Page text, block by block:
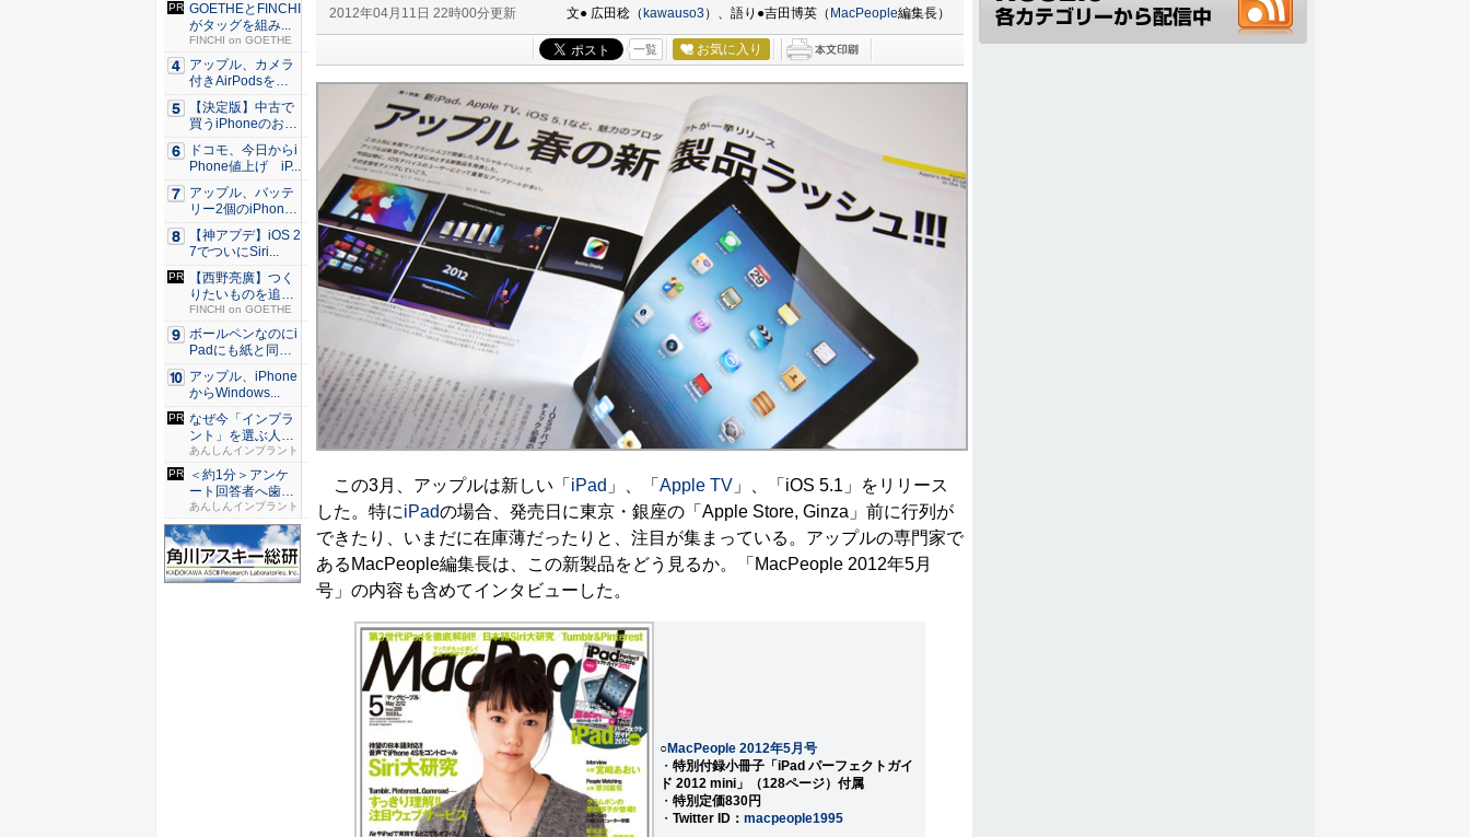
2012年04月11日 22時00分更新 文● 広田稔（kawauso3 ）、語り●吉田博英（ MacPeople編集長）
一覧 お気に入り
この3月、アップルは新しい「 iPad 」、「 Apple TV 」、「iOS 5.1」をリリース
した。特にiPadの場合、発売日に東京・銀座の「Apple Store, Ginza」前に行列が
できたり、いまだに在庫薄だったりと、注目が集まっている。アップルの専門家で
あるMacPeople編集長は、この新製品をどう見るか。「MacPeople 2012年5月
号」の内容も含めてインタビューした。
○MacPeople 2012年5月号
・ 特別付録小冊子「iPad パーフェクトガイ
ド 2012 mini」（128ページ）付属
・ 特別定価830円
・ Twitter ID： macpeople1995
GOETHEとFINCHI
がタッグを組み...
FINCHI on GOETHE
アップル、カメラ
付きAirPodsを年
内...
【決定版】中古で
買うiPhoneのおす
す...
ドコモ、今日からi
Phone値上げ iP...
アップル、バッテ
リー2個のiPhone
準...
【神アプデ】iOS 2
7でついにSiri...
【西野亮廣】つく
りたいものを追求
できる環...
FINCHI on GOETHE
ボールペンなのにi
Padにも紙と同じ
滑ら...
アップル、iPhone
からWindows...
なぜ今「インプラ
ント」を選ぶ人が
急増中？...
あんしんインプラント
＜約1分＞アンケ
ート回答者へ歯科
医師が監...
あんしんインプラント